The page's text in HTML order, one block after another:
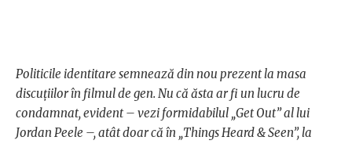
Politicile identitare semnează din nou prezent la masa
discuțiilor în filmul de gen. Nu că ăsta ar fi un lucru de
condamnat, evident – vezi formidabilul „Get Out” al lui
Jordan Peele –, atât doar că în „Things Heard & Seen”, la